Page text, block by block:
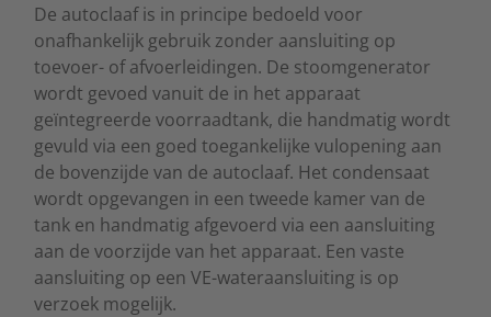
De autoclaaf is in principe bedoeld voor
onafhankelijk gebruik zonder aansluiting op
toevoer- of afvoerleidingen. De stoomgenerator
wordt gevoed vanuit de in het apparaat
geïntegreerde voorraadtank, die handmatig wordt
gevuld via een goed toegankelijke vulopening aan
de bovenzijde van de autoclaaf. Het condensaat
wordt opgevangen in een tweede kamer van de
tank en handmatig afgevoerd via een aansluiting
aan de voorzijde van het apparaat. Een vaste
aansluiting op een VE-wateraansluiting is op
verzoek mogelijk.